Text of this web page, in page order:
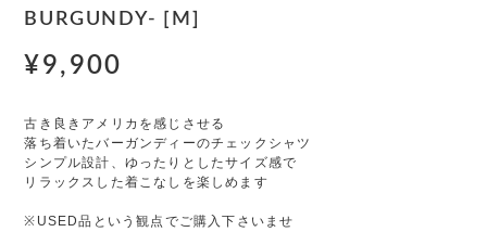
BURGUNDY- [M]
¥9,900
古き良きアメリカを感じさせる
落ち着いたバーガンディーのチェックシャツ
シンプル設計、ゆったりとしたサイズ感で
リラックスした着こなしを楽しめます
※USED品という観点でご購入下さいませ